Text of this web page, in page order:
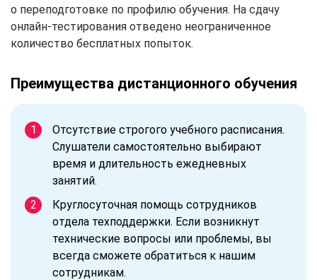
о переподготовке по профилю обучения. На сдачу
онлайн-тестирования отведено неограниченное
количество бесплатных попыток.
Преимущества дистанционного обучения
Отсутствие строгого учебного расписания.
Слушатели самостоятельно выбирают
время и длительность ежедневных
занятий.
Круглосуточная помощь сотрудников
отдела техподдержки. Если возникнут
технические вопросы или проблемы, вы
всегда сможете обратиться к нашим
сотрудникам.